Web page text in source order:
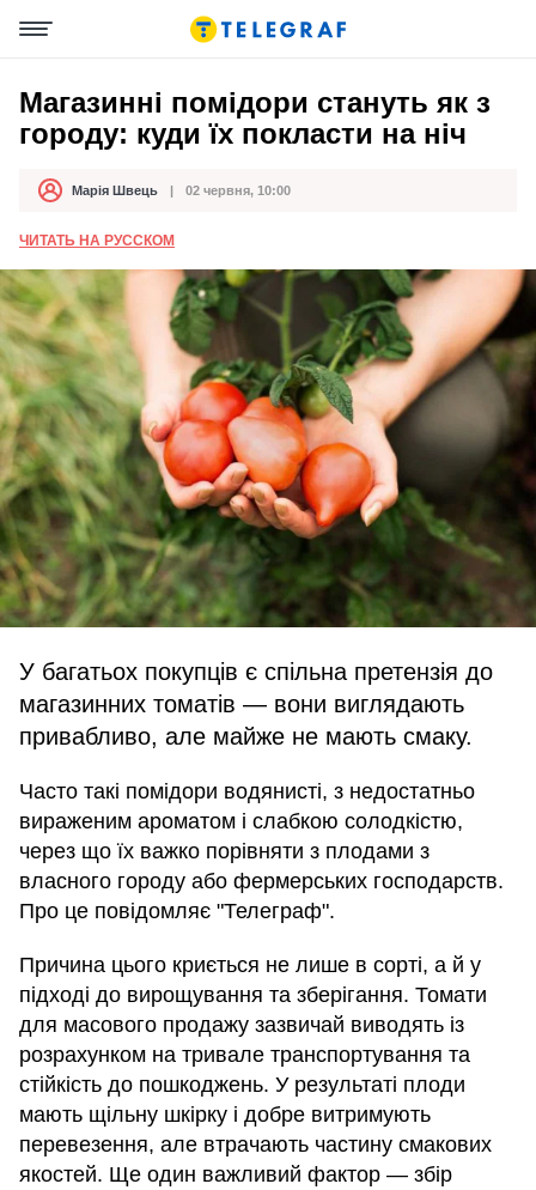
Магазинні помідори стануть як з
городу: куди їх покласти на ніч
АвторМарія Швець
Дата публікації 02 червня, 10:00
ЧИТАТЬ НА РУССКОМ
У багатьох покупців є спільна претензія до
магазинних томатів — вони виглядають
привабливо, але майже не мають смаку.
Часто такі помідори водянисті, з недостатньо
вираженим ароматом і слабкою солодкістю,
через що їх важко порівняти з плодами з
власного городу або фермерських господарств.
Про це повідомляє "Телеграф".
Причина цього криється не лише в сорті, а й у
підході до вирощування та зберігання. Томати
для масового продажу зазвичай виводять із
розрахунком на тривале транспортування та
стійкість до пошкоджень. У результаті плоди
мають щільну шкірку і добре витримують
перевезення, але втрачають частину смакових
якостей. Ще один важливий фактор — збір